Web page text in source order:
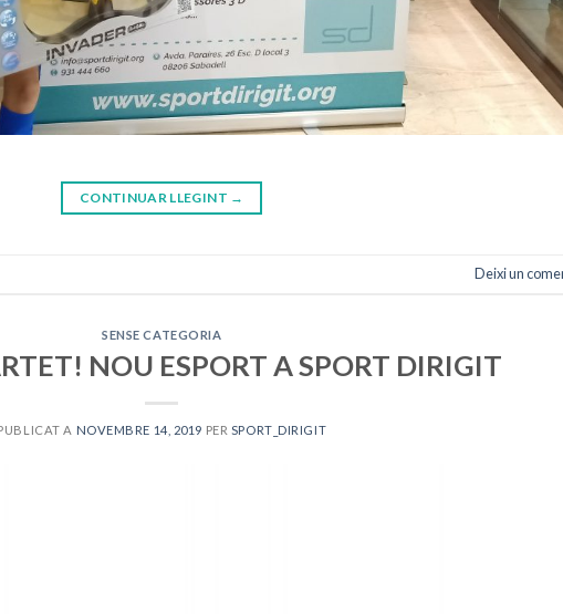
CONTINUAR LLEGINT →
Deixi un
SENSE CATEGORIA
NOU ESPORT A SPORT DIRIGIT
A NOVEMBRE 14, 2019 PER SPORT_DIRIGIT